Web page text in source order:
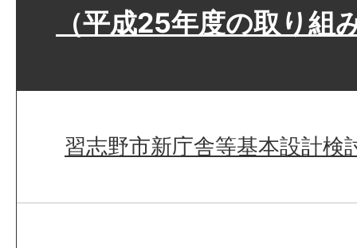
（平成25年度の取り組
習志野市新庁舎等基本設計検